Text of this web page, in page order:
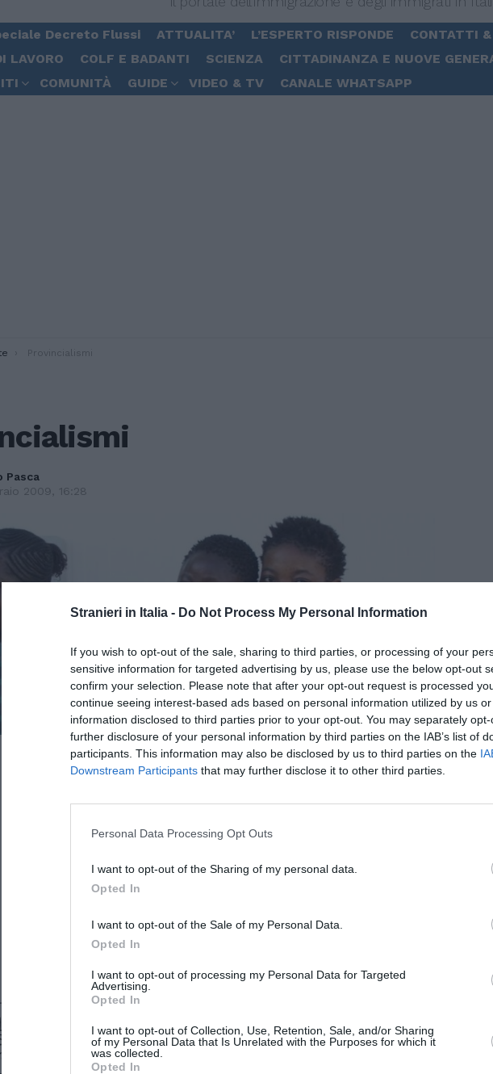
Stranieri in Italia - Do Not Process My Personal Information
If you wish to opt-out of the sale, sharing to third parties, or processing of your
sensitive information for targeted advertising by us, please use the below opt-out
confirm your selection. Please note that after your opt-out request is processed
continue seeing interest-based ads based on personal information utilized by us
information disclosed to third parties prior to your opt-out. You may separately
further disclosure of your personal information by third parties on the IAB’s list of
participants. This information may also be disclosed by us to third parties on the
Downstream Participants that may further disclose it to other third parties.
Personal Data Processing Opt Outs
I want to opt-out of the Sharing of my personal data.
Opted In
I want to opt-out of the Sale of my Personal Data.
Opted In
I want to opt-out of processing my Personal Data for Targeted
Advertising.
Opted In
I want to opt-out of Collection, Use, Retention, Sale, and/or Sharing
of my Personal Data that Is Unrelated with the Purposes for which it
was collected.
Opted In
Decreto Flussi ATTUALITA’ L’ESPERTO RISPONDE
CONTATTI
LAVORO
COLF E BADANTI SCIENZA
CITTADINANZA E NUOVE
COMUNITÀ GUIDE VIDEO & TV CANALE WHATSAPP
Provincialismi
Pasca
2009, 16:28
IC
anni
“Fari
4